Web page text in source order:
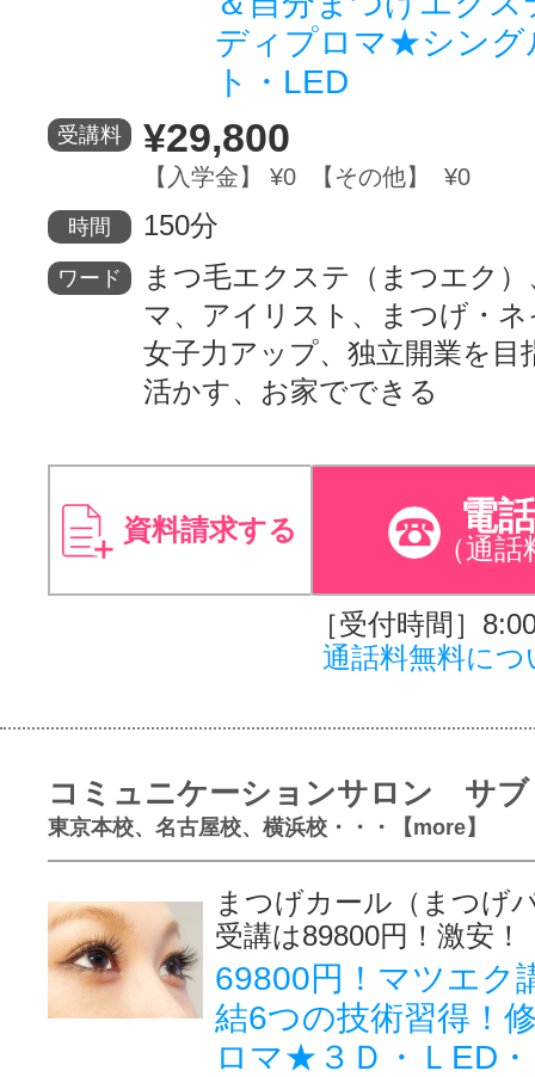
ディプロマ★シング
ト・LED
受講料 ¥29,800
【入学金】 ¥0 【その他】 ¥0
時間 150分
ワード
まつ毛エクステ（まつエク
マ、アイリスト、まつげ・
女子力アップ、独立開業を目
活かす、お家でできる
資料請求する 電
（通話
［受付時間］
通話料無料につ
コミュニケーションサロン サブ
東京本校、名古屋校、横浜校・・・【more】
まつげカール（まつげ
受講は89800円！激安！
69800円！マツエク
結6つの技術習得！
ロマ★３Ｄ・ＬED